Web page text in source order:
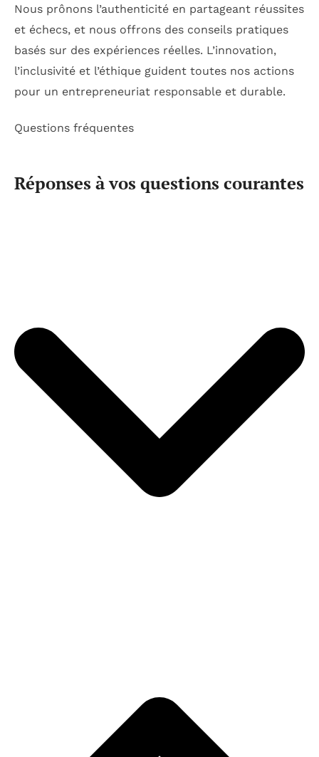
Nous prônons l’authenticité en partageant réussites
et échecs, et nous offrons des conseils pratiques
basés sur des expériences réelles. L’innovation,
l’inclusivité et l’éthique guident toutes nos actions
pour un entrepreneuriat responsable et durable.
Questions fréquentes
Réponses à vos questions courantes